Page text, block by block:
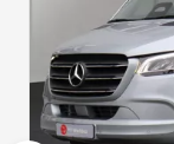
Kruijf. Wij zijn
service en klant
Tevens RDW
vrijdag van 8:00
Op afspraak is